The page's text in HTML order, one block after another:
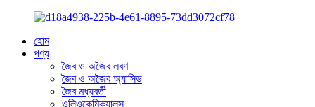
হোম
পণ্য
জৈব ও অজৈব লবণ
জৈব ও অজৈব অ্যাসিড
জৈব মধ্যবর্তী
ওলিওকেমিক্যালস